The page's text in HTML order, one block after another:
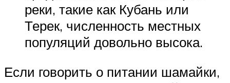
реки, такие как Кубань или
Терек, численность местных
популяций довольно высока.
Если говорить о питании шамайки,